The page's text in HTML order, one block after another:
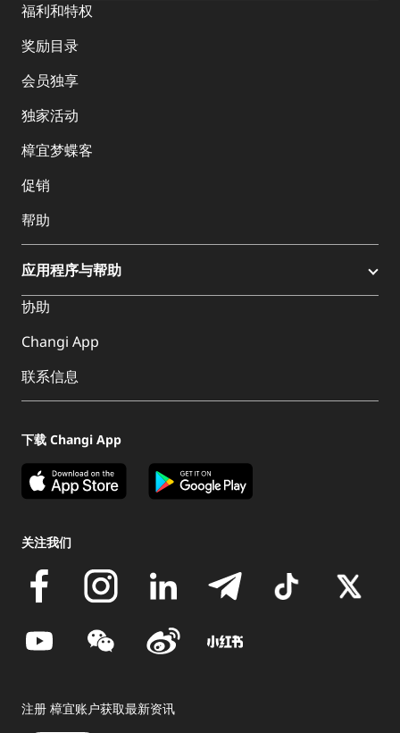
福利和特权
奖励目录
会员独享
独家活动
樟宜梦蝶客
促销
帮助
应用程序与帮助
协助
Changi App
联系信息
下载 Changi App
关注我们
注册 樟宜账户获取最新资讯